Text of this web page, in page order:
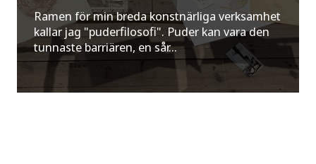
Ramen för min breda konstnärliga verksamhet
kallar jag "puderfilosofi". Puder kan vara den
tunnaste barriären, en sår...